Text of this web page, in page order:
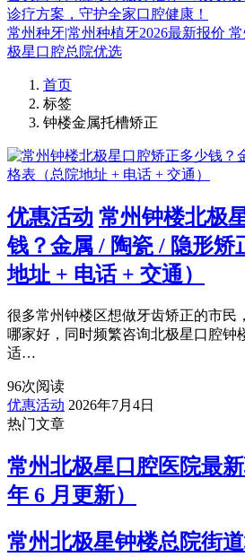
诊疗方案，守护全家口腔健康！
常州种牙|常州种植牙2026最新报价
极星口腔总院优选
首页
标签
钟楼金属托槽矫正
优惠活动 常州钟楼北极
钱？金属 / 陶瓷 / 隐形矫
地址 + 电话 + 交通）
很多常州钟楼区想做牙齿矫正的市民
哪家好，同时频繁咨询北极星口腔钟
适…
96次阅读
优惠活动 2026年7月4日
热门文章
常州北极星口腔医院最
年 6 月更新）
常州北极星钟楼总院街